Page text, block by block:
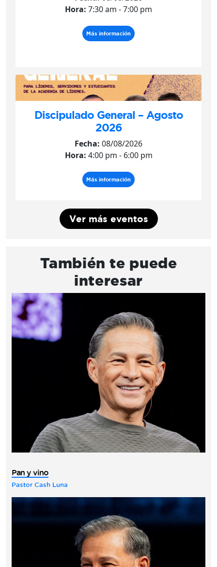
Hora: 7:30 am - 7:00 pm
Más información
Discipulado General – Agosto
2026
Fecha: 08/08/2026
Hora: 4:00 pm - 6:00 pm
Más información
Ver más eventos
También te puede
interesar
Pan y vino
Pastor Cash Luna